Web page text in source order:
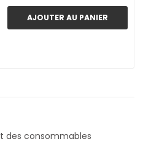
AJOUTER AU PANIER
des consommables